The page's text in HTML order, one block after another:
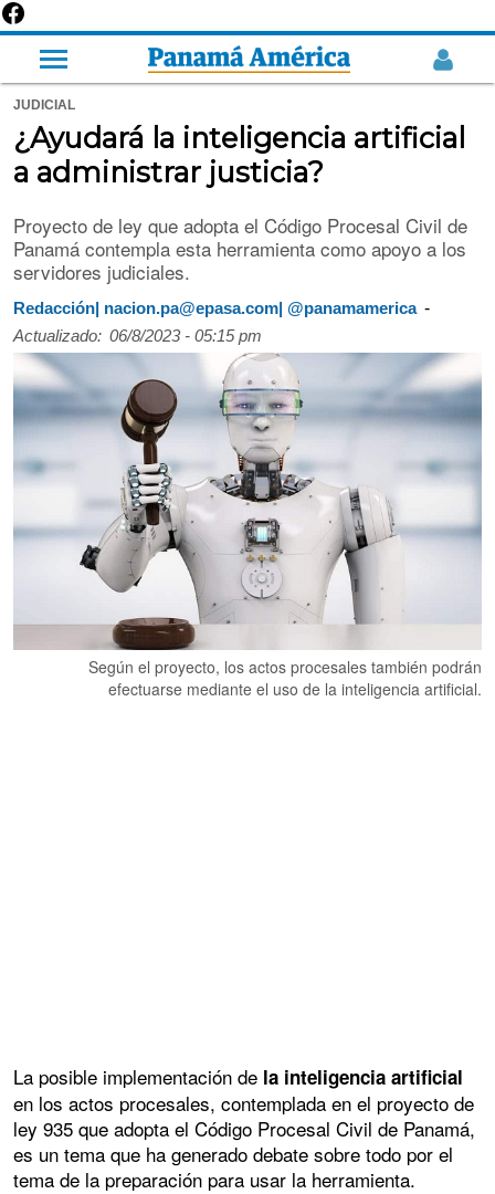
JUDICIAL
¿Ayudará la inteligencia artificial
a administrar justicia?
Proyecto de ley que adopta el Código Procesal Civil de
Panamá contempla esta herramienta como apoyo a los
servidores judiciales.
Redacción| nacion.pa@epasa.com| @panamamerica -
Actualizado: 06/8/2023 - 05:15 pm
Según el proyecto, los actos procesales también podrán
efectuarse mediante el uso de la inteligencia artificial.
La posible implementación de la inteligencia artificial
en los actos procesales, contemplada en el proyecto de
ley 935 que adopta el Código Procesal Civil de Panamá,
es un tema que ha generado debate sobre todo por el
tema de la preparación para usar la herramienta.